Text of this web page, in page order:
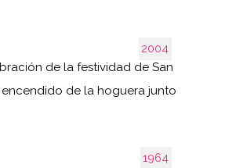
2004
de la festividad de San
encendido de la hoguera junto
1964